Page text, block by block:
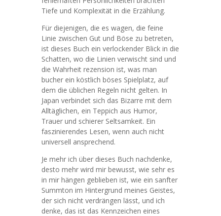
Tiefe und Komplexität in die Erzählung.
Für diejenigen, die es wagen, die feine
Linie zwischen Gut und Böse zu betreten,
ist dieses Buch ein verlockender Blick in die
Schatten, wo die Linien verwischt sind und
die Wahrheit rezension ist, was man
bucher ein köstlich böses Spielplatz, auf
dem die üblichen Regeln nicht gelten. In
Japan verbindet sich das Bizarre mit dem
Alltäglichen, ein Teppich aus Humor,
Trauer und schierer Seltsamkeit. Ein
faszinierendes Lesen, wenn auch nicht
universell ansprechend.
Je mehr ich über dieses Buch nachdenke,
desto mehr wird mir bewusst, wie sehr es
in mir hängen geblieben ist, wie ein sanfter
Summton im Hintergrund meines Geistes,
der sich nicht verdrängen lässt, und ich
denke, das ist das Kennzeichen eines